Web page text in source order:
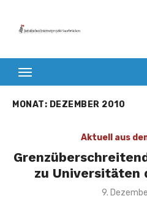
Inhalt
MONAT: DEZEMBER 2010
Aktuell aus
zu Universitäten
9.